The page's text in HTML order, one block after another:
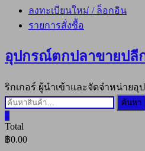
ลงทะเบียนใหม่ / ล็อกอิน
รายการสั่งซื้อ
อุปกรณ์ตกปลาขายปลี
ริกเกอร์ ผู้นำเข้าและจัดจำหน่าย
ค้นหา:
ค้นหา
Total
฿0.00